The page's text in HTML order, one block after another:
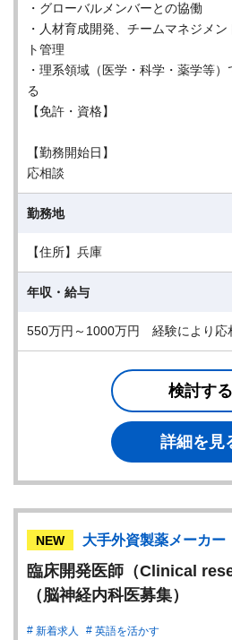
・グローバルメンバーとの協働
・人材育成開発、チームマネジメ
ト管理
・理系領域（医学・科学・薬学等
る
【免許・資格】
【勤務開始日】
応相談
勤務地
【住所】兵庫
年収・給与
550万円～1000万円 経験により応
検討する
詳細を見
NEW 大手外資製薬メーカー
臨床開発医師（Clinical
（脳神経内科医募集）
新着求人 英語を活かす